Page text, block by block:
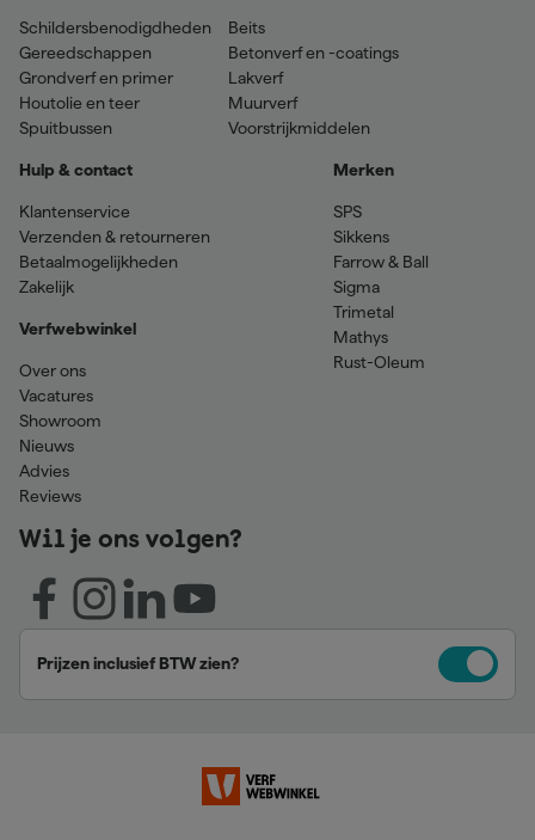
Schildersbenodigdheden
Gereedschappen
Grondverf en primer
Houtolie en teer
Spuitbussen
Beits
Betonverf en -coatings
Lakverf
Muurverf
Voorstrijkmiddelen
Hulp & contact
Klantenservice
Verzenden & retourneren
Betaalmogelijkheden
Zakelijk
Verfwebwinkel
Over ons
Vacatures
Showroom
Nieuws
Advies
Reviews
Merken
SPS
Sikkens
Farrow & Ball
Sigma
Trimetal
Mathys
Rust-Oleum
Wil je ons volgen?
Prijzen inclusief BTW zien?